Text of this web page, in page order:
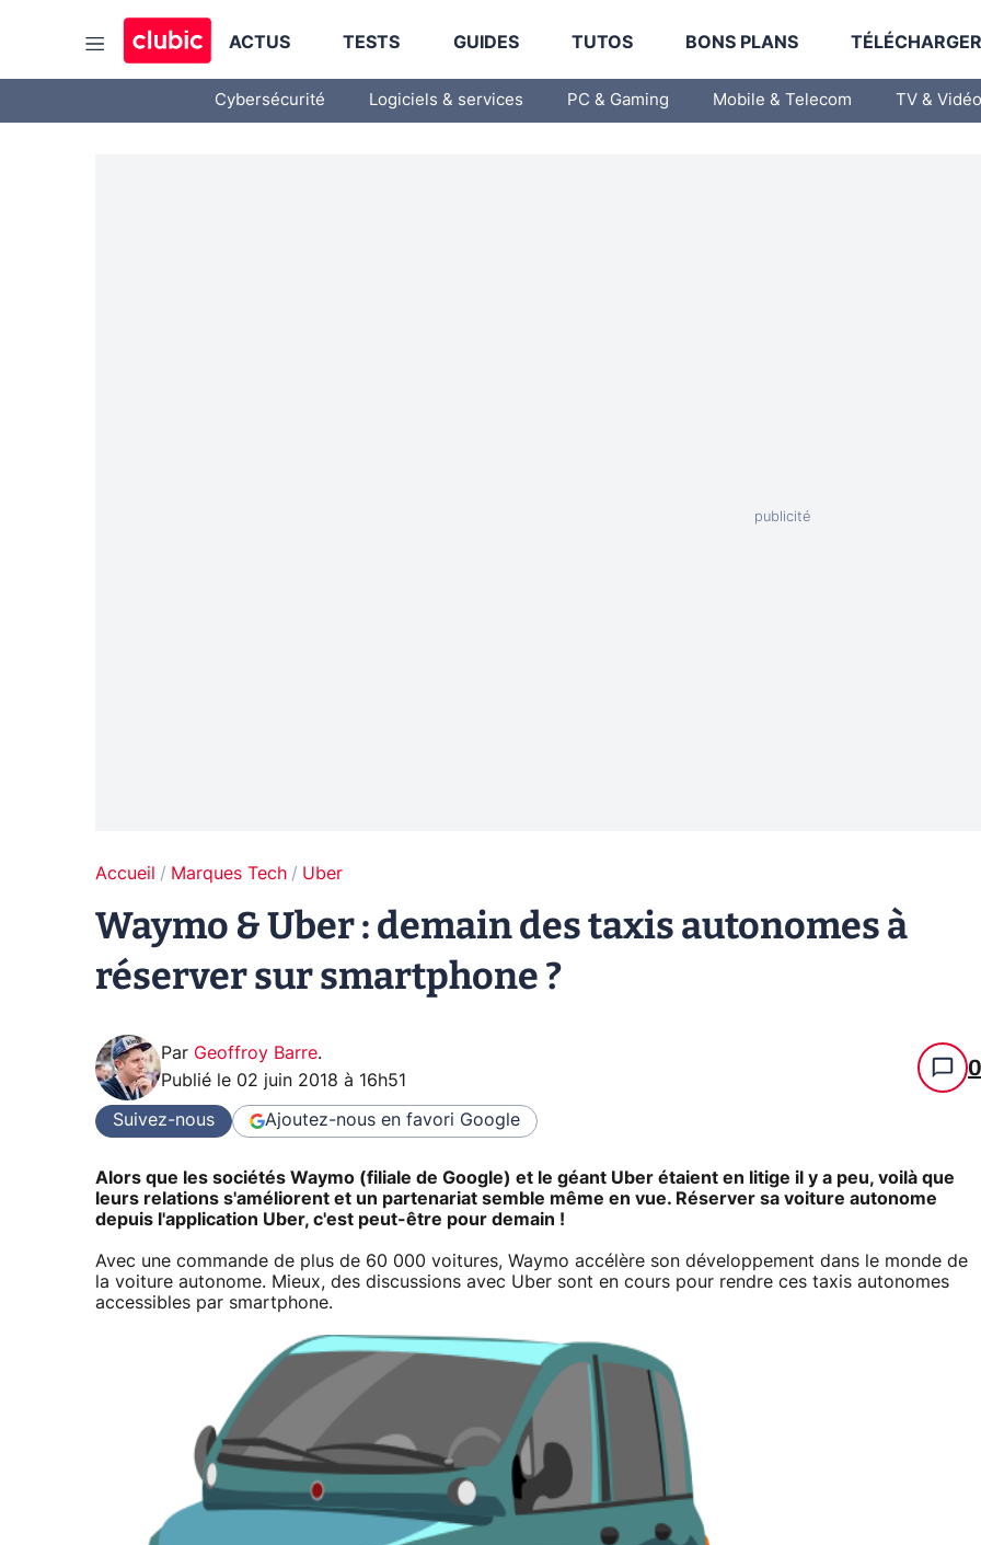
ACTUS TESTS GUIDES TUTOS BONS PLANS
Cybersécurité Logiciels & services PC & Gaming Mobile & Telecom TV & Vidéo
Accueil Marques Tech Uber
Waymo & Uber : demain des taxis autonomes à
réserver sur smartphone ?
Par Geoffroy Barre.
Publié le 02 juin 2018 à 16h51 0
Suivez-nous Ajoutez-nous en favori Google
Alors que les sociétés Waymo (filiale de Google) et le géant Uber étaient en litige il y a peu, voilà que
leurs relations s'améliorent et un partenariat semble même en vue. Réserver sa voiture autonome
depuis l'application Uber, c'est peut-être pour demain !
Avec une commande de plus de 60 000 voitures, Waymo accélère son développement dans le monde de
la voiture autonome. Mieux, des discussions avec Uber sont en cours pour rendre ces taxis autonomes
accessibles par smartphone.